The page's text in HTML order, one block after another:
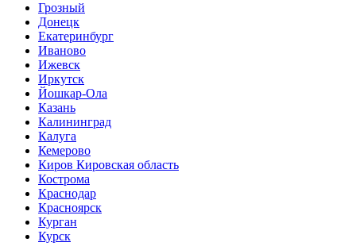
Грозный
Донецк
Екатеринбург
Иваново
Ижевск
Иркутск
Йошкар-Ола
Казань
Калининград
Калуга
Кемерово
Киров Кировская область
Кострома
Краснодар
Красноярск
Курган
Курск